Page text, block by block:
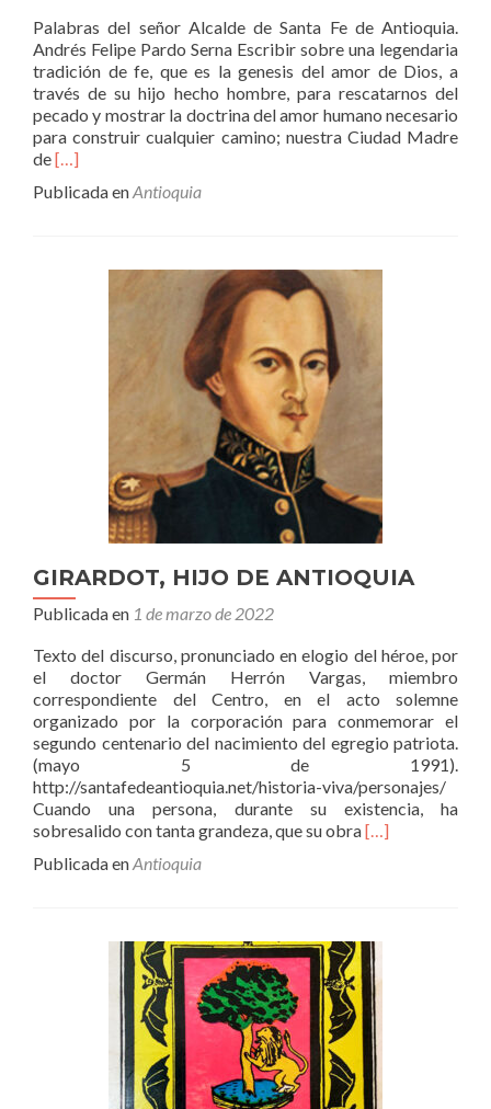
Palabras del señor Alcalde de Santa Fe de Antioquia.
Andrés Felipe Pardo Serna Escribir sobre una legendaria
tradición de fe, que es la genesis del amor de Dios, a
través de su hijo hecho hombre, para rescatarnos del
pecado y mostrar la doctrina del amor humano necesario
para construir cualquier camino; nuestra Ciudad Madre
deLeer
del
[…]
Publicada enAntioquia
GIRARDOT, HIJO DE ANTIOQUIA
Publicada en 1 de marzo de 2022
Texto del discurso, pronunciado en elogio del héroe, por
el doctor Germán Herrón Vargas, miembro
correspondiente del Centro, en el acto solemne
organizado por la corporación para conmemorar el
segundo centenario del nacimiento del egregio patriota.
(mayo 5 de 1991).
http://santafedeantioquia.net/historia-viva/personajes/
Cuando una persona, durante su existencia, ha
sobresalido con tanta grandeza, que su obraLeer
[…]
Publicada enAntioquia